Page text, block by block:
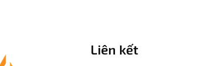
Liên kết